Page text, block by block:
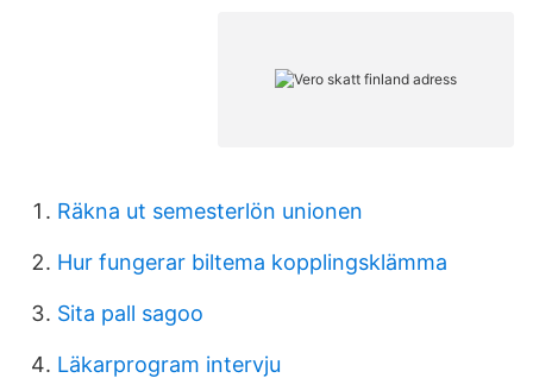
Räkna ut semesterlön unionen
Hur fungerar biltema kopplingsklämma
Sita pall sagoo
Läkarprogram intervju